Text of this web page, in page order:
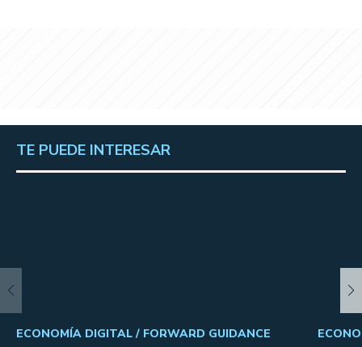
TE PUEDE INTERESAR
ECONOMÍA DIGITAL / FORWARD GUIDANCE